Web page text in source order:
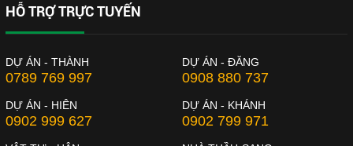
HỖ TRỢ TRỰC TUYẾN
DỰ ÁN - THÀNH
0789 769 997
DỰ ÁN - ĐĂNG
0908 880 737
DỰ ÁN - HIÊN
0902 999 627
DỰ ÁN - KHÁNH
0902 799 971